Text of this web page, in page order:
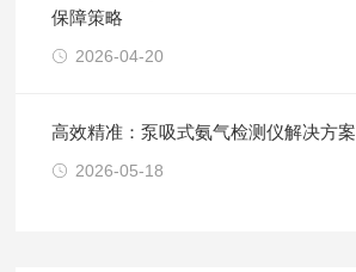
保障策略
2026-04-20
高效精准：泵吸式氨气检测仪解决方案
2026-05-18